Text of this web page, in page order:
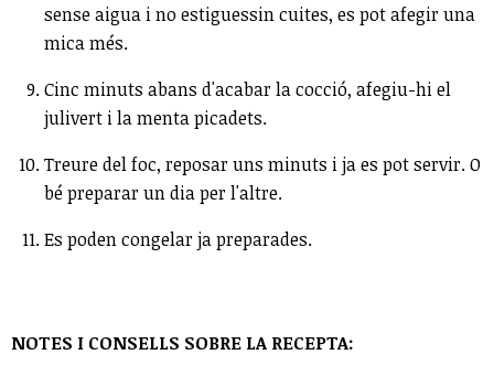
sense aigua i no estiguessin cuites, es pot afegir una
mica més.
Cinc minuts abans d'acabar la cocció, afegiu-hi el
julivert i la menta picadets.
Treure del foc, reposar uns minuts i ja es pot servir. O
bé preparar un dia per l'altre.
Es poden congelar ja preparades.
NOTES I CONSELLS SOBRE LA RECEPTA: